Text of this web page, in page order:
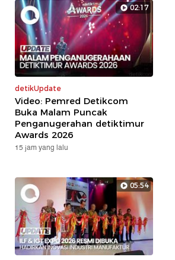
02:17
detikUpdate
Video: Pemred Detikcom
Buka Malam Puncak
Penganugerahan detiktimur
Awards 2026
15 jam yang lalu
05:54